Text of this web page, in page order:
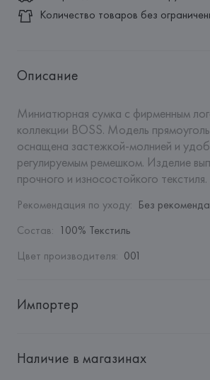
Количество товаров без
Описание
Миниатюрная сумка с фирменным
коллекции BOSS. Модель
оснащена застежкой-молнией и
регулируемым ремешком. Изделие
прочного и износостойкого текстиля.
Рекомендация по уходу: Без
Состав: 100% Текстиль
Цвет производителя: 001
Импортер
"Авикойл Интернешнл"
Наличие в магазинах